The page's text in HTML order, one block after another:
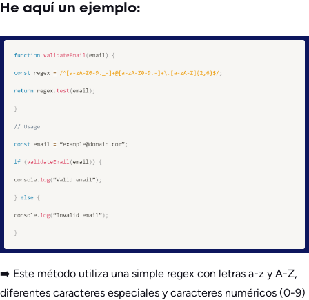
He aquí un ejemplo:
➡️ Este método utiliza una simple regex con letras a-z y A-Z,
diferentes caracteres especiales y caracteres numéricos (0-9)